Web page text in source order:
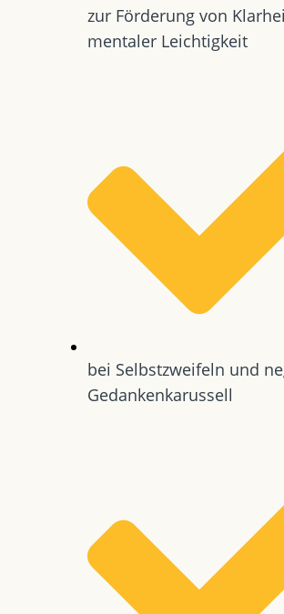
zur Förderung von
mentaler Leichtigkeit
bei Selbstzweifeln und
Gedankenkarussell